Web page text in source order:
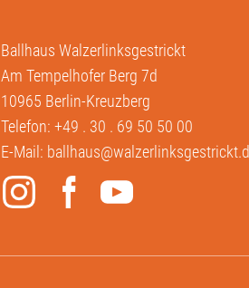
Ballhaus Walzerlinksgestrickt
Am Tempelhofer Berg 7d
10965 Berlin-Kreuzberg
Telefon: +49 . 30 . 69 50 50 00
E-Mail: